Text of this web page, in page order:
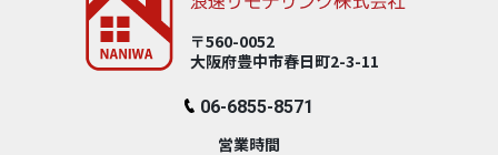
〒560-0052
大阪府豊中市春⽇町2-3-11
06-6855-8571
営業時間